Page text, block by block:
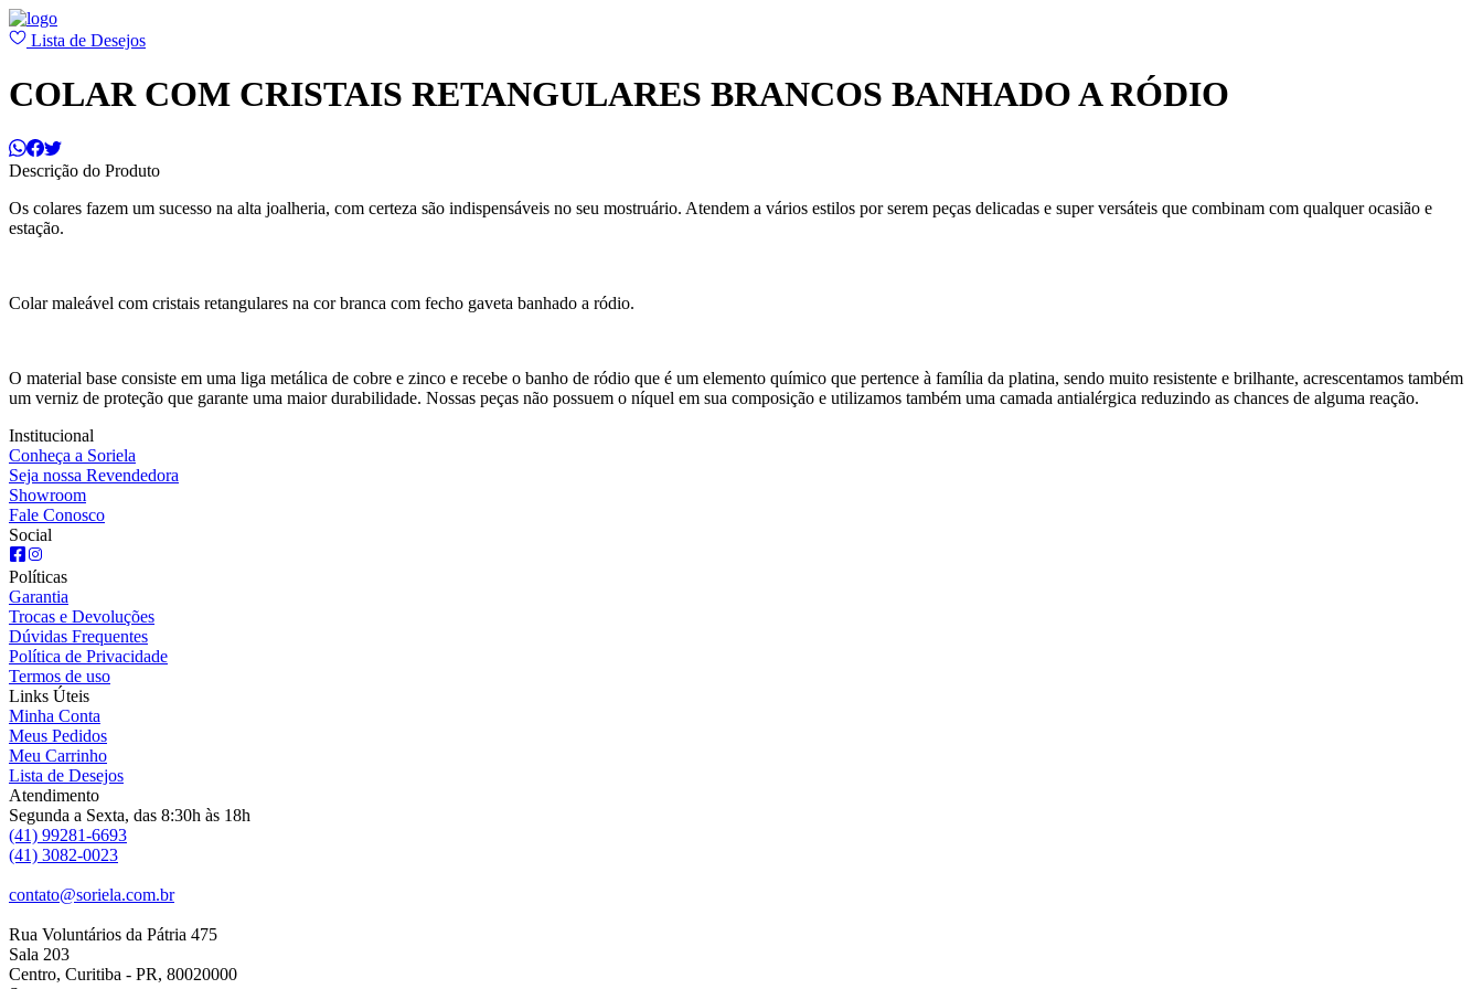
Lista de Desejos
COLAR COM CRISTAIS RETANGULARES BRANCOS BANHADO A RÓDIO
Descrição do Produto
Os colares fazem um sucesso na alta joalheria, com certeza são indispensáveis no seu mostruário. Atendem a vários estilos por serem peças delicadas e super versáteis que combinam com qualquer ocasião e
estação.
Colar maleável com cristais retangulares na cor branca com fecho gaveta banhado a ródio.
O material base consiste em uma liga metálica de cobre e zinco e recebe o banho de ródio que é um elemento químico que pertence à família da platina, sendo muito resistente e brilhante, acrescentamos também
um verniz de proteção que garante uma maior durabilidade. Nossas peças não possuem o níquel em sua composição e utilizamos também uma camada antialérgica reduzindo as chances de alguma reação.
Institucional
Conheça a Soriela
Seja nossa Revendedora
Showroom
Fale Conosco
Social
Políticas
Garantia
Trocas e Devoluções
Dúvidas Frequentes
Política de Privacidade
Termos de uso
Links Úteis
Minha Conta
Meus Pedidos
Meu Carrinho
Lista de Desejos
Atendimento
Segunda a Sexta, das 8:30h às 18h
(41) 99281-6693
(41) 3082-0023
contato@soriela.com.br
Rua Voluntários da Pátria 475
Sala 203
Centro, Curitiba - PR, 80020000